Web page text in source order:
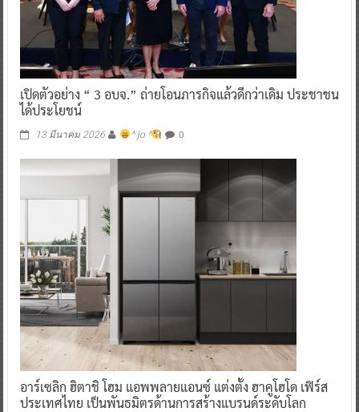
เปิดตัวอย่าง “ 3 อบจ.” ถ่ายโอนภารกิจแล้วดีกว่าเดิม ประชาชน
ได้ประโยชน์
13 มีนาคม 2026 ^ jo ^ 0
อาร์เซลิก ฮิตาชิ โฮม แอพพลายแอนซ์ แต่งตั้ง ฮาคูโฮโด เฟิร์ส
ประเทศไทย เป็นพันธมิตรด้านการสร้างแบรนด์ระดับโลก